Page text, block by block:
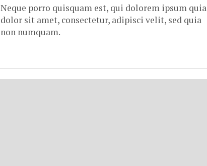
Neque porro quisquam est, qui dolorem ipsum quia
dolor sit amet, consectetur, adipisci velit, sed quia
non numquam.